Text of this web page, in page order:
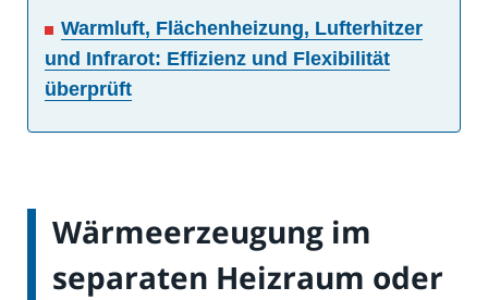
Warmluft, Flächenheizung, Lufterhitzer
und Infrarot: Effizienz und Flexibilität
überprüft
Wärmeerzeugung im
separaten Heizraum oder